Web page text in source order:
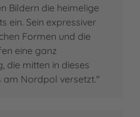
Bildern die heimelige
ein. Sein expressiver
Formen und die
eine ganz
die mitten in dieses
am Nordpol versetzt."